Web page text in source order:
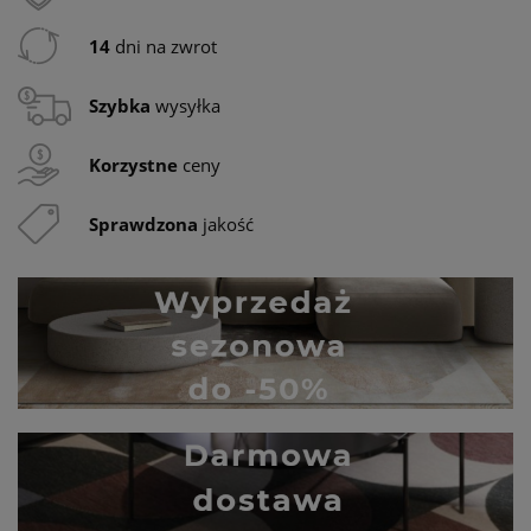
14 dni na zwrot
Szybka wysyłka
Korzystne ceny
Sprawdzona jakość